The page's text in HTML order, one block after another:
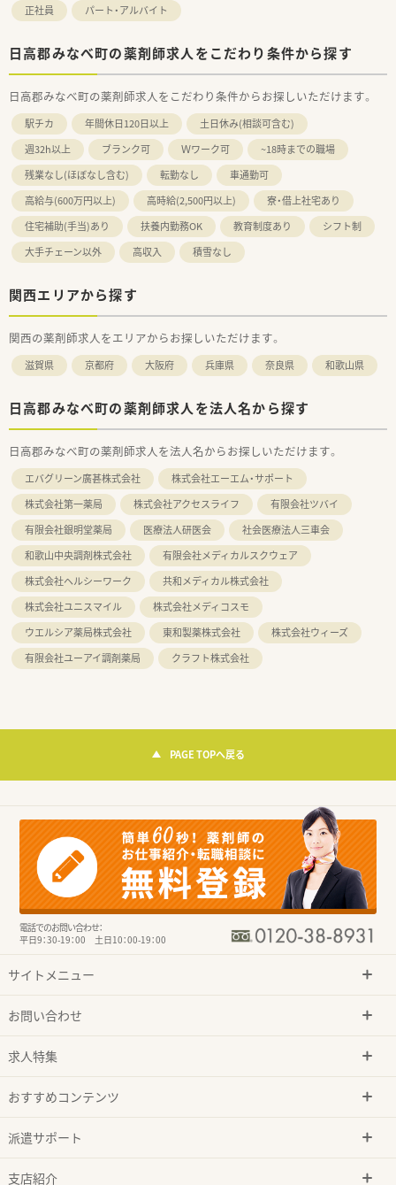
正社員 パート・アルバイト
日高郡みなべ町の薬剤師求人をこだわり条件から探す
日高郡みなべ町の薬剤師求人をこだわり条件からお探しいただけます。
駅チカ 年間休日120日以上
土日休み(相談可含む)
週32h以上
ブランク可 Ｗワーク可
~18時までの職場
残業なし(ほぼなし含む)
転勤なし
車通勤可
高給与(600万円以上)
高時給(2,500円以上)
寮・借上社宅あり
住宅補助(手当)あり
扶養内勤務OK 教育制度あり
シフト制
大手チェーン以外
高収入 積雪なし
関西エリアから探す
関西の薬剤師求人をエリアからお探しいただけます。
滋賀県 京都府 大阪府 兵庫県 奈良県 和歌山県
日高郡みなべ町の薬剤師求人を法人名から探す
日高郡みなべ町の薬剤師求人を法人名からお探しいただけます。
エバグリーン廣甚株式会社
株式会社エーエム・サポート
株式会社第一薬局
株式会社アクセスライフ
有限会社ツバイ
有限会社銀明堂薬局
医療法人研医会
社会医療法人三車会
和歌山中央調剤株式会社
有限会社メディカルスクウェア
株式会社ヘルシーワーク
共和メディカル株式会社
株式会社ユニスマイル
株式会社メディコスモ
ウエルシア薬局株式会社
東和製薬株式会社
株式会社ウィーズ
有限会社ユーアイ調剤薬局
クラフト株式会社
PAGE TOPへ戻る
電話でのお問い合わせ：
平日9：30-19：00 土日10：00-19：00
サイトメニュー
お問い合わせ
求人特集
おすすめコンテンツ
派遣サポート
支店紹介